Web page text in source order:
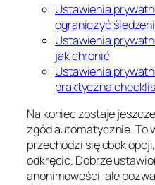
Ustawienia
ograniczyć
Ustawienia
jak chronić
Ustawienia
praktyczna
Na koniec zostaje
zgód automatycznie. To
przechodzi się obok
odkręcić. Dobrze
anonimowości, ale